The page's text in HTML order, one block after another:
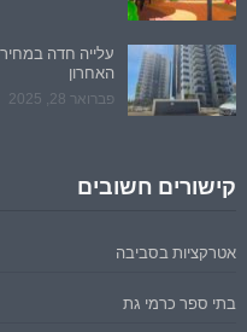
האחרון
פברואר 28, 2025
קישורים חשובים
אטרקציות בסביבה
בתי ספר כרמי גת